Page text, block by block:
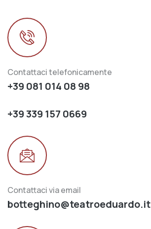
Contattaci telefonicamente
+39 081 014 08 98
+39 339 157 0669
Contattaci via email
botteghino@teatroeduardo.it